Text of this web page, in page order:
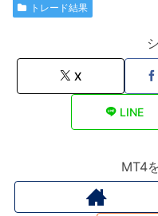
トレード結果
X
LINE
MT4